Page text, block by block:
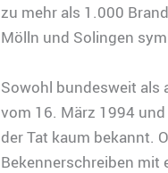
zu mehr als 1.000
Mölln und Solingen
Sowohl bundesweit als
vom 16. März 1994
der Tat kaum bekannt.
Bekennerschreiben mit